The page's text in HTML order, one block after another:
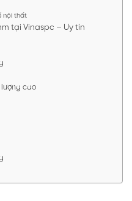
nội thất
tại Vinaspc – Uy tín
cao